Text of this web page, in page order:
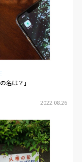
名は？」
2022.08.26